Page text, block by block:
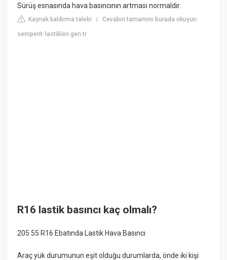
Sürüş esnasında hava basıncının artması normaldir.
Kaynak kaldırma talebi |Cevabın tamamını burada okuyun:
semperit-lastikleri.gen.tr
R16 lastik basıncı kaç olmalı?
205 55 R16 Ebatında Lastik Hava Basıncı
Araç yük durumunun eşit olduğu durumlarda, önde iki kişi